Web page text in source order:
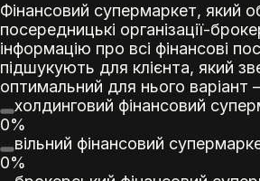
Фінансовий супермаркет, який
посередницькі організації-
інформацію про всі фінансові
підшукують для клієнта, який
оптимальний для нього варіант
холдинговий фінансовий
0%
вільний фінансовий
0%